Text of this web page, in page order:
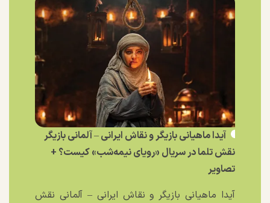
آیدا ماهیانی بازیگر و نقاش ایرانی – آلمانی بازیگر
نقش تلما در سریال «رویای نیمه‌شب» کیست؟ +
تصاویر
آیدا ماهیانی بازیگر و نقاش ایرانی – آلمانی نقش